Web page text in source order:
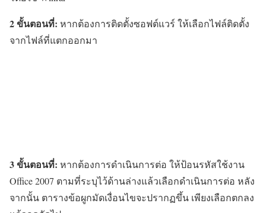
2 ขั้นตอนที่: หากต้องการติดตั้งซอฟต์แวร์ ให้เลือกไฟล์ติดตั้ง
จากไฟล์ที่แตกออกมา
3 ขั้นตอนที่: หากต้องการดำเนินการต่อ ให้ป้อนรหัสใช้งาน
Office 2007 ตามที่ระบุไว้ด้านล่างแล้วเลือกดำเนินการต่อ หลัง
จากนั้น ตารางข้อผูกมัดเงื่อนไขจะปรากฏขึ้น เพียงเลือกตกลง